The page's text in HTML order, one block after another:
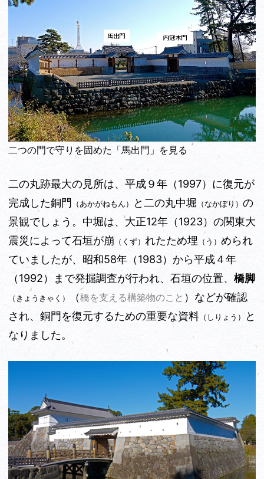
二つの門で守りを固めた「馬出門」を見る
二の丸跡最大の見所は、平成９年（1997）に復元が
完成した銅門 （あかがねもん） と二の丸中堀 （なかぼり） の
景観でしょう。中堀は、大正12年（1923）の関東大
震災によって石垣が崩 （くず） れたため埋 （う） められ
ていましたが、昭和58年（1983）から平成４年
（1992）まで発掘調査が行われ、石垣の位置、 橋脚
（きょうきゃく） （橋を支える構築物のこと ）などが確認
され、銅門を復元するための重要な資料 （しりょう）
と
なりました。